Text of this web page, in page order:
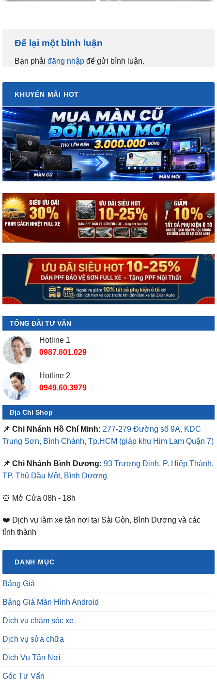
Để lại một bình luận
Bạn phải đăng nhập để gửi bình luận.
KHUYẾN MÃI HOT
TỔNG ĐÀI TƯ VẤN
Hotline 1
0987.801.029
Hotline 2
0949.60.3979
Địa Chỉ Shop
📌 Chi Nhánh Hồ Chí Minh: 277-279 Đường số 9A, KDC
Trung Sơn, Bình Chánh, Tp.HCM (giáp khu Him Lam Quận 7)
📌 Chi Nhánh Bình Dương: 93 Trương Định, P. Hiệp Thành,
TP. Thủ Dầu Một, Bình Dương
⏰ Mở Cửa 08h - 18h
❤️ Dịch vụ làm xe tận nơi tại Sài Gòn, Bình Dương và các
tỉnh thành
DANH MỤC
Bảng Giá
Bảng Giá Màn Hình Android
Dịch vụ chăm sóc xe
Dịch vụ sửa chữa
Dịch Vụ Tận Nơi
Góc Tư Vấn